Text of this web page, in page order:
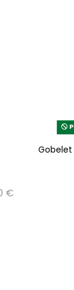
€
Gobelet